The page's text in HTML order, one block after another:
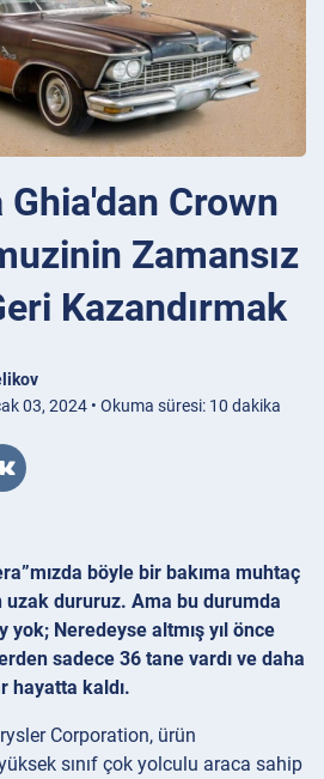
Crown
Zamansız
Kazandırmak
03, 2024 • Okuma süresi: 10 dakika
böyle bir bakıma muhtaç
dururuz. Ama bu durumda
Neredeyse altmış yıl önce
sadece 36 tane vardı ve daha
hayatta kaldı.
Corporation, ürün
sınıf çok yolculu araca sahip